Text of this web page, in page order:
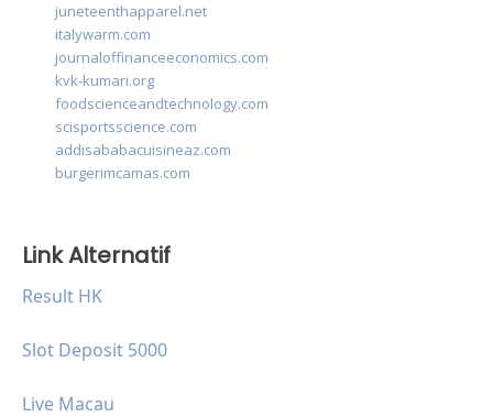
juneteenthapparel.net
italywarm.com
journaloffinanceeconomics.com
kvk-kumari.org
foodscienceandtechnology.com
scisportsscience.com
addisababacuisineaz.com
burgerimcamas.com
Link Alternatif
Result HK
Slot Deposit 5000
Live Macau